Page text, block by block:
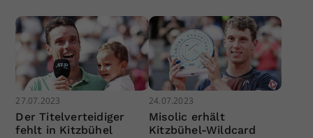
27.07.2023
Der Titelverteidiger
fehlt in Kitzbühel
24.07.2023
Misolic erhält
Kitzbühel-Wildcard